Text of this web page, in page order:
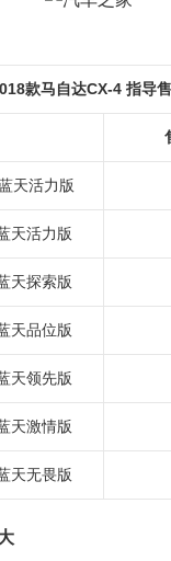
款马自达CX-4 指导
天活力版
天活力版
天探索版
天品位版
天领先版
天激情版
天无畏版